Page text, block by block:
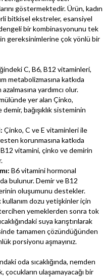
göstermektedir. Ürün, kadın
bitkisel ekstreler, esansiyel
bir kombinasyonunu tek
gereksinimlerine çok yönlü bir
C, B6, B12 vitaminleri,
metabolizmasına katkıda
yardımcı olur.
yer alan Çinko,
bağışıklık sisteminin
Çinko, C ve E vitaminleri ile
korunmasına katkıda
vitamini, çinko ve demirin
B6 vitamini hormonal
bulunur. Demir ve B12
oluşumunu destekler.
dozu yetişkinler için
yemeklerden sonra tok
suya karıştırılarak
tamamen çözündüğünden
porsiyonu aşmayınız.
oda sıcaklığında, nemden
çocukların ulaşamayacağı bir